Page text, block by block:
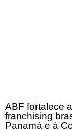
ABF fortalece
franchising
Panamá e à